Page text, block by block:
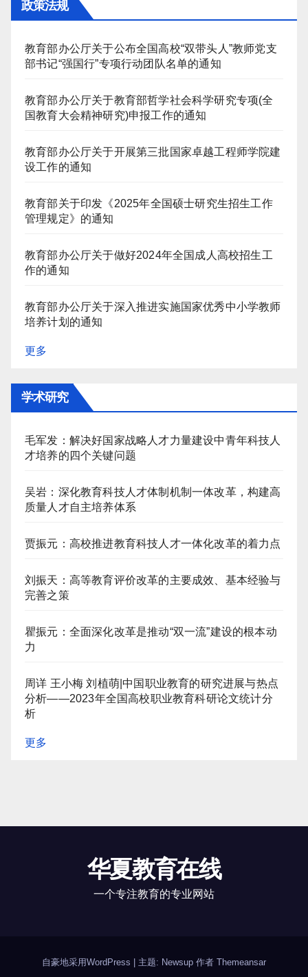
政策法规
教育部办公厅关于公布全国高校“双带头人”教师党支
部书记“强国行”专项行动团队名单的通知
教育部办公厅关于教育部哲学社会科学研究专项(全
国教育大会精神研究)申报工作的通知
教育部办公厅关于开展第三批国家卓越工程师学院建
设工作的通知
教育部关于印发《2025年全国硕士研究生招生工作
管理规定》的通知
教育部办公厅关于做好2024年全国成人高校招生工
作的通知
教育部办公厅关于深入推进实施国家优秀中小学教师
培养计划的通知
更多
学术研究
毛军发：解决好国家战略人才力量建设中青年科技人
才培养的四个关键问题
吴岩：深化教育科技人才体制机制一体改革，构建高
质量人才自主培养体系
贾振元：高校推进教育科技人才一体化改革的着力点
刘振天：高等教育评价改革的主要成效、基本经验与
完善之策
瞿振元：全面深化改革是推动“双一流”建设的根本动
力
周详 王小梅 刘植萌|中国职业教育的研究进展与热点
分析——2023年全国高校职业教育科研论文统计分
析
更多
华夏教育在线
一个专注教育的专业网站
自豪地采用WordPress 主题: Newsup 作者 Themeansar